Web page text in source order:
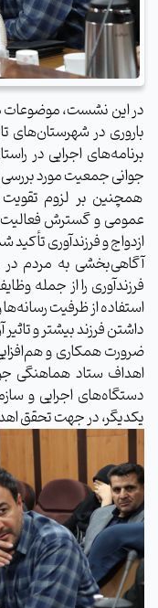
در این نشست،
باروری در شهرستان‌های
برنامه‌های اجرایی در
جوانی جمعیت مورد بررسی
همچنین بر لزوم
عمومی و گسترش
ازدواج و فرزندآوری تأکید
آگاهی‌بخشی به مردم
فرزندآوری را از جمله
استفاده از ظرفیت رسانه‌ها
داشتن فرزند بیشتر و
ضرورت همکاری و
اهداف ستاد هماهنگی
دستگاه‌های اجرایی و
یکدیگر، در جهت تحقق